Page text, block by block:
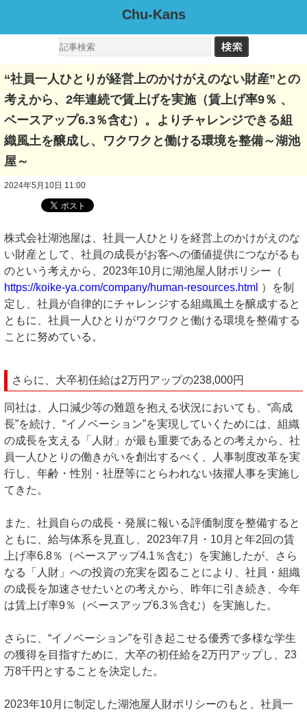
Chu-Kans
“社員一人ひとりが経営上のかけがえのない財産”との
考えから、2年連続で賃上げを実施（賃上げ率9％ 、
ベースアップ6.3％含む）。よりチャレンジできる組
織風土を醸成し、ワクワクと働ける環境を整備～湖池
屋～
2024年5月10日 11:00
株式会社湖池屋は、社員一人ひとりを経営上のかけがえのな
い財産として、社員の成長がお客への価値提供につながるも
のという考えから、2023年10月に湖池屋人財ポリシー（
https://koike-ya.com/company/human-resources.html ）を制
定し、社員が自律的にチャレンジする組織風土を醸成すると
ともに、社員一人ひとりがワクワクと働ける環境を整備する
ことに努めている。
さらに、大卒初任給は2万円アップの238,000円
同社は、人口減少等の難題を抱える状況においても、“高成
長”を続け、“イノベーション”を実現していくためには、組織
の成長を支える「人財」が最も重要であるとの考えから、社
員一人ひとりの働きがいを創出するべく、人事制度改革を実
行し、年齢・性別・社歴等にとらわれない抜擢人事を実施し
てきた。
また、社員自らの成長・発展に報いる評価制度を整備すると
ともに、給与体系を見直し、2023年7月・10月と年2回の賃
上げ率6.8％（ベースアップ4.1％含む）を実施したが、さら
なる「人財」への投資の充実を図ることにより、社員・組織
の成長を加速させたいとの考えから、昨年に引き続き、今年
は賃上げ率9％（ベースアップ6.3％含む）を実施した。
さらに、“イノベーション”を引き起こせる優秀で多様な学生
の獲得を目指すために、大卒の初任給を2万円アップし、23
万8千円とすることを決定した。
2023年10月に制定した湖池屋人財ポリシーのもと、社員一